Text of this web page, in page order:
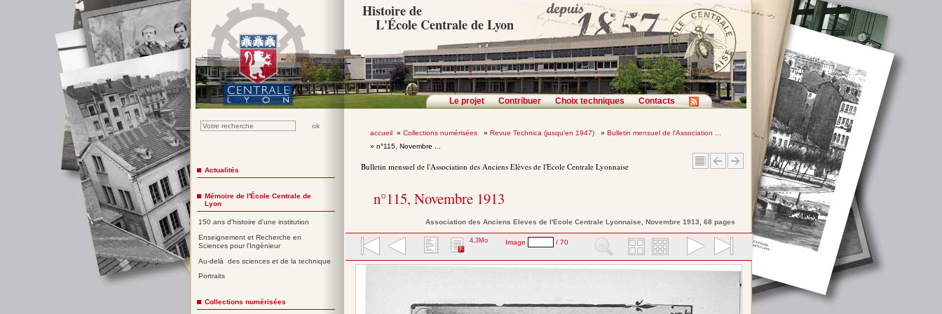
Histoire de
L'École Centrale de Lyon
Le projet Contribuer Choix techniques Contacts
accueil» Collections numérisées » Revue Technica (jusqu'en 1947) » Bulletin mensuel de l'Association ...
» n°115, Novembre ...
Bulletin mensuel de l'Association des Anciens Elèves de l'Ecole Centrale Lyonnaise
n°115, Novembre 1913
Association des Anciens Eleves de l'Ecole Centrale Lyonnaise, Novembre 1913, 68 pages
4,3Mo Image / 70
Actualités
Mémoire de l'École Centrale de
Lyon
150 ans d'histoire d'une institution
Enseignement et Recherche en
Sciences pour l'Ingénieur
Au-delà des sciences et de la technique
Portraits
Collections numérisées